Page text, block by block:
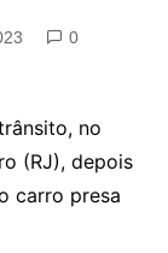
0
no
(RJ), depois
carro presa